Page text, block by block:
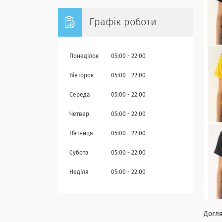
Графік роботи
Понеділок 05:00 22:00
Вівторок 05:00 22:00
Середа 05:00 22:00
Четвер 05:00 22:00
Пʼятниця 05:00 22:00
Субота 05:00 22:00
Неділя 05:00 22:00